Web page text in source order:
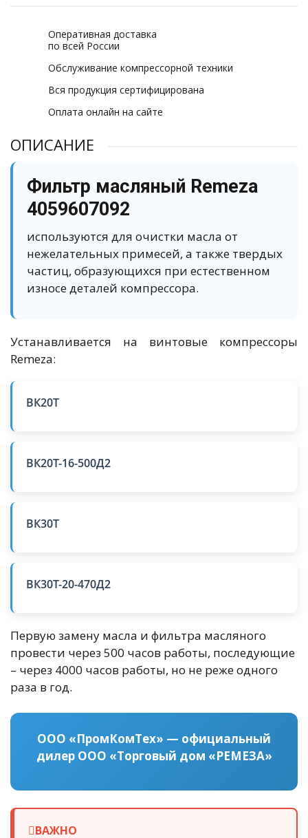
Оперативная доставка
по всей России
Обслуживание компрессорной техники
Вся продукция сертифицирована
Оплата онлайн на сайте
ОПИСАНИЕ
Фильтр масляный Remeza
4059607092
используются для очистки масла от
нежелательных примесей, а также твердых
частиц, образующихся при естественном
износе деталей компрессора.
Устанавливается на винтовые компрессоры
Remeza:
ВК20T
ВК20Т-16-500Д2
ВК30Т
ВК30Т-20-470Д2
Первую замену масла и фильтра масляного
провести через 500 часов работы, последующие
– через 4000 часов работы, но не реже одного
раза в год.
ООО «ПромКомТех» — официальный
дилер ООО «Торговый дом «РЕМЕЗА»
ВАЖНО